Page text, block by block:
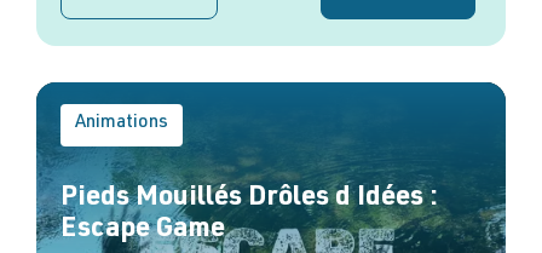
Animations
Pieds Mouillés Drôles d Idées :
Escape Game